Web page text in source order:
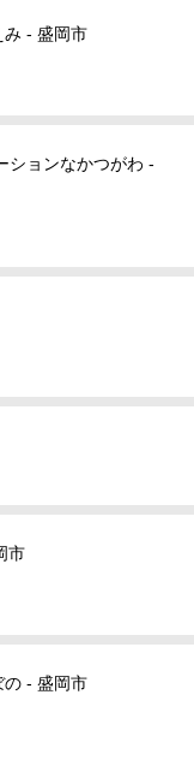
み - 盛岡市
ションなかつがわ -
市
の - 盛岡市